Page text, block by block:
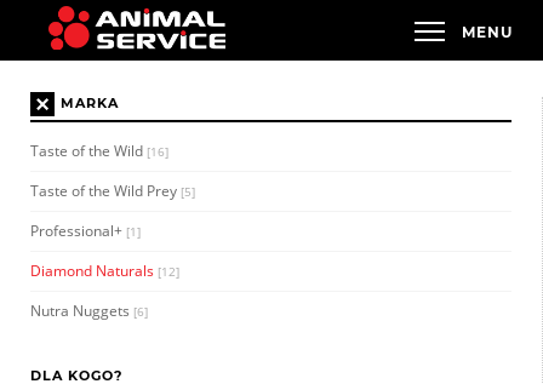
× MARKA
Taste of the Wild [16]
Taste of the Wild Prey [5]
Professional+ [1]
Diamond Naturals [12]
Nutra Nuggets [6]
DLA KOGO?